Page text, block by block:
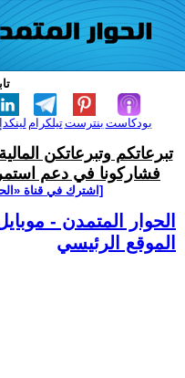
تيلكرامبنترست بودكاست
تبرعاتكم وتبرعاتكن
فشاركونا في دعم
[اشترك في قناة
الحوار المتمدن -
الموقع الرئيسي